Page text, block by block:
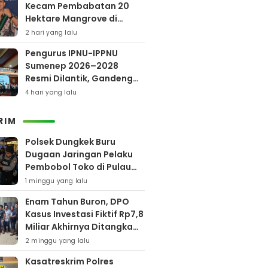
Kecam Pembabatan 20
Hektare Mangrove di
Bengkalis
2 hari yang lalu
Pengurus IPNU-IPPNU
Sumenep 2026–2028
Resmi Dilantik, Gandeng
Kampus Lewat Program
4 hari yang lalu
Polsek Dungkek Buru
Dugaan Jaringan Pelaku
Pembobol Toko di Pulau
Gili Iyang
1 minggu yang lalu
Enam Tahun Buron, DPO
Kasus Investasi Fiktif Rp7,8
Miliar Akhirnya Ditangkap
Polres Pamekasan
2 minggu yang lalu
Kasatreskrim Polres